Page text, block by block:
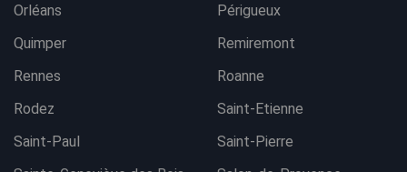
Orléans
Périgueux
Quimper
Remiremont
Rennes
Roanne
Rodez
Saint-Etienne
Saint-Paul
Saint-Pierre